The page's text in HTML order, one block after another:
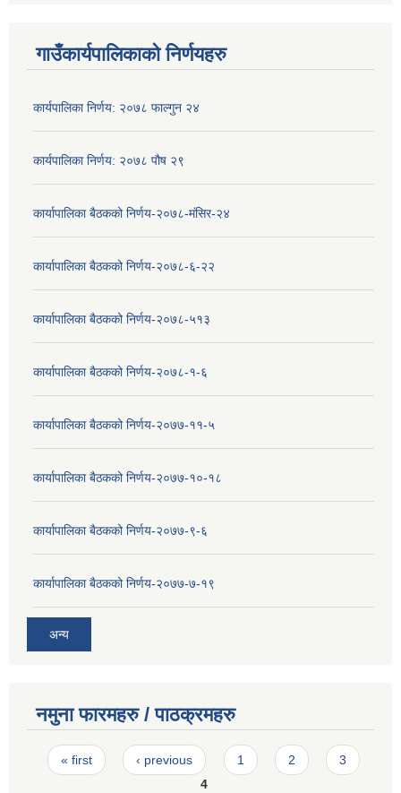
गाउँकार्यपालिकाको निर्णयहरु
कार्यपालिका निर्णय: २०७८ फाल्गुन २४
कार्यपालिका निर्णय: २०७८ पौष २९
कार्यापालिका बैठकको निर्णय-२०७८-मंसिर-२४
कार्यापालिका बैठकको निर्णय-२०७८-६-२२
कार्यापालिका बैठकको निर्णय-२०७८-५१३
कार्यापालिका बैठकको निर्णय-२०७८-१-६
कार्यापालिका बैठकको निर्णय-२०७७-११-५
कार्यापालिका बैठकको निर्णय-२०७७-१०-१८
कार्यापालिका बैठकको निर्णय-२०७७-९-६
कार्यापालिका बैठकको निर्णय-२०७७-७-१९
अन्य
नमुना फारमहरु / पाठक्रमहरु
Pages
« first ‹ previous 1 2
3
4